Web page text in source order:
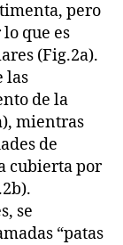
pero
que es
(Fig.2a).
las
de la
mientras
de
cubierta por
se
“patas